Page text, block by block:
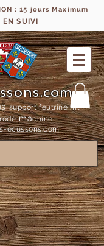
: 15 jours Maximum
EN SUIVI
support feutrine, fil
démachine
ecussons.com